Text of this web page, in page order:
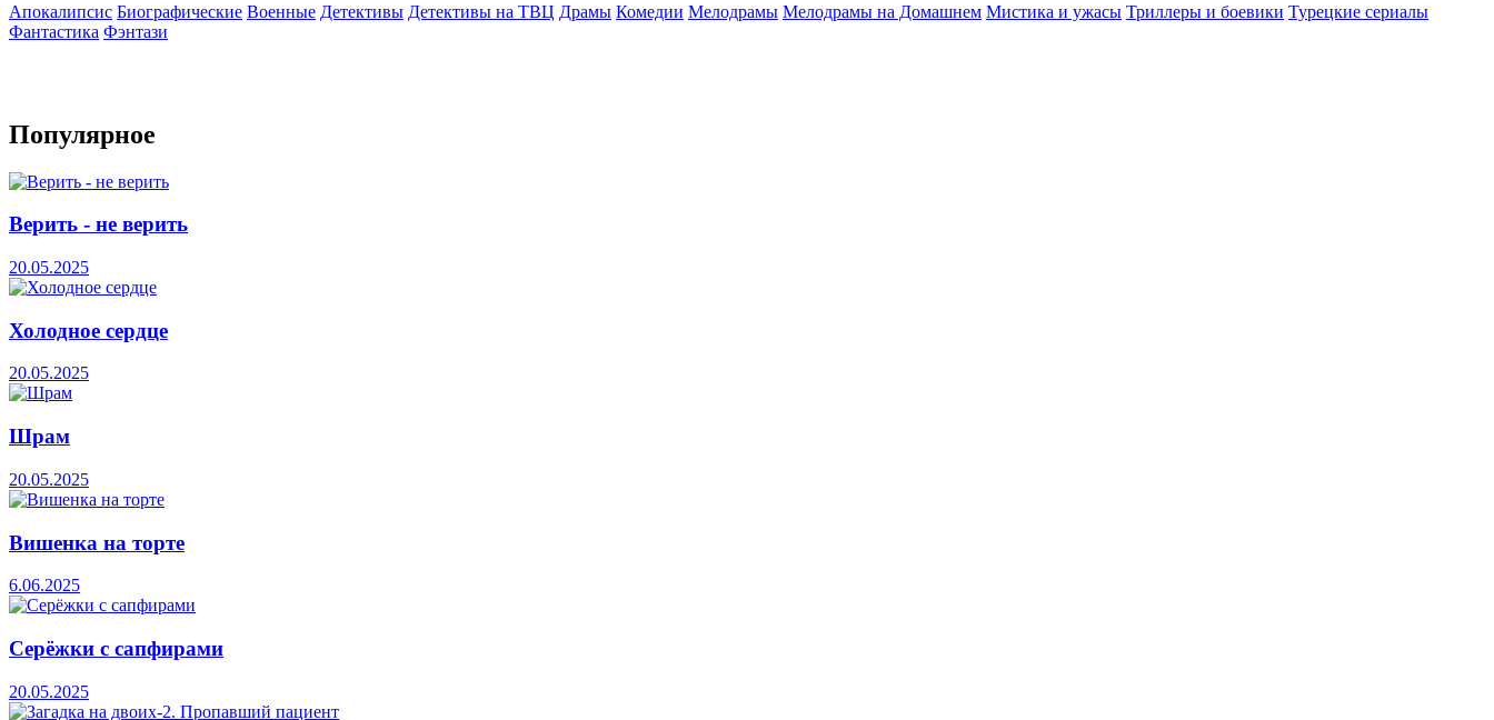
Апокалипсис Биографические Военные Детективы Детективы на ТВЦ Драмы Комедии Мелодрамы Мелодрамы на Домашнем Мистика и ужасы Триллеры и боевики Турецкие сериалы
Фантастика Фэнтази
Популярное
Верить - не верить
20.05.2025
Холодное сердце
20.05.2025
Шрам
20.05.2025
Вишенка на торте
6.06.2025
Серёжки с сапфирами
20.05.2025